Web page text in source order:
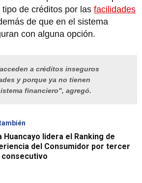
de créditos por las facilidades
de que en el sistema
con alguna opción.
a créditos inseguros
y porque ya no tienen
financiero", agregó.
Huancayo lidera el Ranking de
del Consumidor por tercer
consecutivo